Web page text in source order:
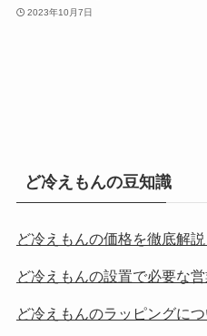
2023年10月7日
ど冷えもんの豆知識
ど冷えもんの価格を徹底解説
ど冷えもんの設置で必要な
ど冷えもんのラッピングにつ